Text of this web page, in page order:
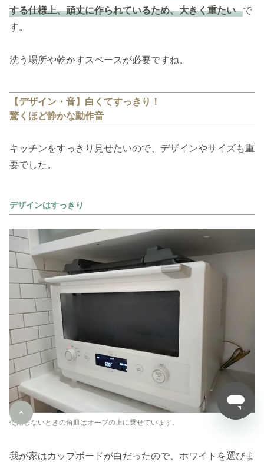
する仕様上、頑丈に作られているため、大きく重たい で
す。
洗う場所や乾かすスペースが必要ですね。
【デザイン・音】白くてすっきり！
驚くほど静かな動作音
キッチンをすっきり見せたいので、デザインやサイズも重
要でした。
デザインはすっきり
使用しないときの角皿はオーブの上に乗せています。
我が家はカップボードが白だったので、ホワイトを選びま